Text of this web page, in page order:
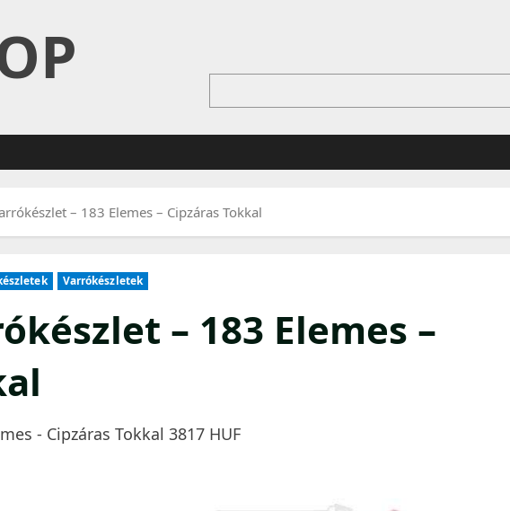
– 183 Elemes – Cipzáras Tokkal
Varrókészletek
– 183 Elemes –
- Cipzáras Tokkal 3817 HUF